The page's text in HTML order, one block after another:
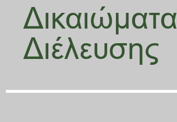
Δικαιώματα
Διέλευσης